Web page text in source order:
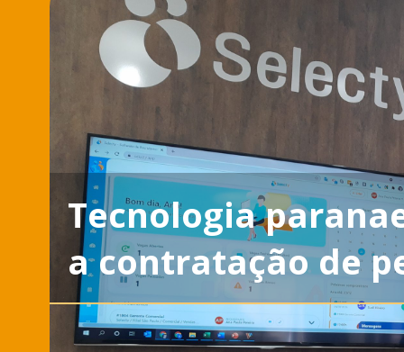
Tecnologia
a contratação de